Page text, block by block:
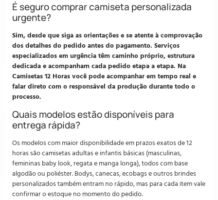
É seguro comprar camiseta personalizada
urgente?
Sim, desde que siga as orientações e se atente à comprovação
dos detalhes do pedido antes do pagamento. Serviços
especializados em urgência têm caminho próprio, estrutura
dedicada e acompanham cada pedido etapa a etapa. Na
Camisetas 12 Horas você pode acompanhar em tempo real e
falar direto com o responsável da produção durante todo o
processo.
Quais modelos estão disponíveis para
entrega rápida?
Os modelos com maior disponibilidade em prazos exatos de 12
horas são camisetas adultas e infantis básicas (masculinas,
femininas baby look, regata e manga longa), todos com base
algodão ou poliéster. Bodys, canecas, ecobags e outros brindes
personalizados também entram no rápido, mas para cada item vale
confirmar o estoque no momento do pedido.